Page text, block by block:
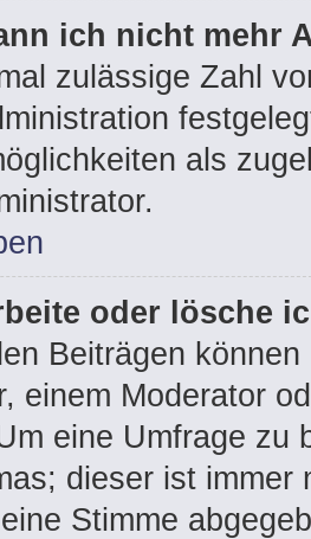
ich nicht mehr
zulässige Zahl
als
oder lösche
Beiträgen
einem Moderator
eine Umfrage zu
dieser ist immer
Stimme